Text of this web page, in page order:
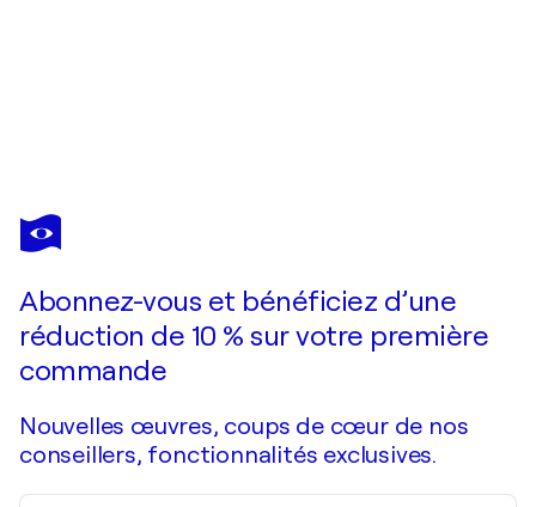
ANA TERMES LIS
Compón tu ser
Abonnez-vous et bénéficiez d’une
réduction de 10 % sur votre première
commande
Nouvelles œuvres, coups de cœur de nos
conseillers, fonctionnalités exclusives.